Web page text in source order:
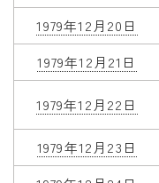
1979年12月20日
1979年12月21日
1979年12月22日
1979年12月23日